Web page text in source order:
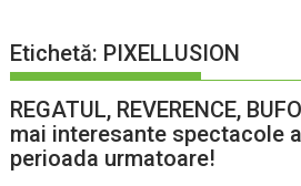
Etichetă: PIXELLUSION
REGATUL, REVERENCE,
mai interesante spectacole
perioada urmatoare!